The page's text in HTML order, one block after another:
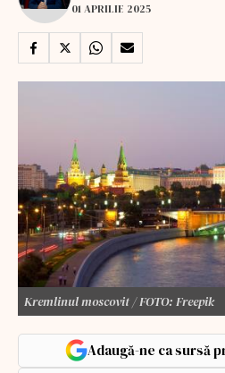
01 APRILIE 2025
Kremlinul moscovit / FOTO: Freepik
Adaugă-ne ca sursă